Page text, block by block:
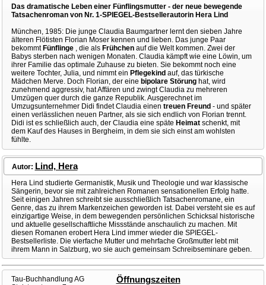
Das dramatische Leben einer Fünflingsmutter - der neue bewegende
Tatsachenroman von Nr. 1-SPIEGEL-Bestsellerautorin Hera Lind
München, 1985: Die junge Claudia Baumgartner lernt den sieben Jahre
älteren Flötisten Florian Moser kennen und lieben. Das junge Paar
bekommt Fünflinge, die als Frühchenauf die Welt kommen. Zwei der
Babys sterben nach wenigen Monaten. Claudia kämpft wie eine Löwin, um
ihrer Familie das optimale Zuhause zu bieten. Sie bekommt noch eine
weitere Tochter, Julia, und nimmt ein Pflegekind auf, das türkische
Mädchen Merve. Doch Florian, der eine bipolare Störung hat, wird
zunehmend aggressiv, hat Affären und zwingt Claudia zu mehreren
Umzügen quer durch die ganze Republik. Ausgerechnet im
Umzugsunternehmer Didi findet Claudia einen treuen Freund - und später
einen verlässlichen neuen Partner, als sie sich endlich von Florian trennt.
Didi ist es schließlich auch, der Claudia eine späte Heimatschenkt, mit
dem Kauf des Hauses in Bergheim, in dem sie sich einst am wohlsten
fühlte.
Autor: Lind, Hera
Hera Lind studierte Germanistik, Musik und Theologie und war klassische
Sängerin, bevor sie mit zahlreichen Romanen sensationellen Erfolg hatte.
Seit einigen Jahren schreibt sie ausschließlich Tatsachenromane, ein
Genre, das zu ihrem Markenzeichen geworden ist. Dabei versteht sie es auf
einzigartige Weise, in dem bewegenden persönlichen Schicksal historische
und aktuelle gesellschaftliche Missstände anschaulich zu machen. Mit
diesen Romanen erobert Hera Lind immer wieder die SPIEGEL-
Bestsellerliste. Die vierfache Mutter und mehrfache Großmutter lebt mit
ihrem Mann in Salzburg, wo sie auch gemeinsam Schreibseminare geben.
Tau-Buchhandlung AG
Öffnungszeiten